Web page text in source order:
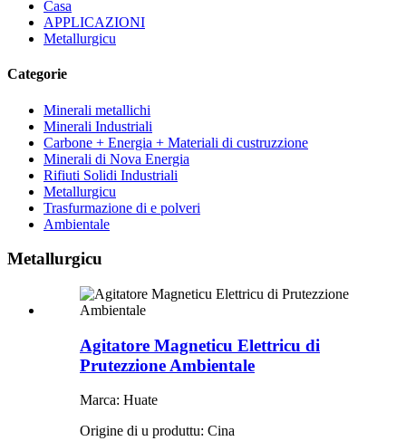
Casa
APPLICAZIONI
Metallurgicu
Categorie
Minerali metallichi
Minerali Industriali
Carbone + Energia + Materiali di custruzzione
Minerali di Nova Energia
Rifiuti Solidi Industriali
Metallurgicu
Trasfurmazione di e polveri
Ambientale
Metallurgicu
Agitatore Magneticu Elettricu di
Prutezzione Ambientale
Marca: Huate
Origine di u produttu: Cina